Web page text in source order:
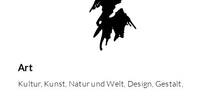
Art
Kultur, Kunst, Natur und Welt, Design, Gestalt,